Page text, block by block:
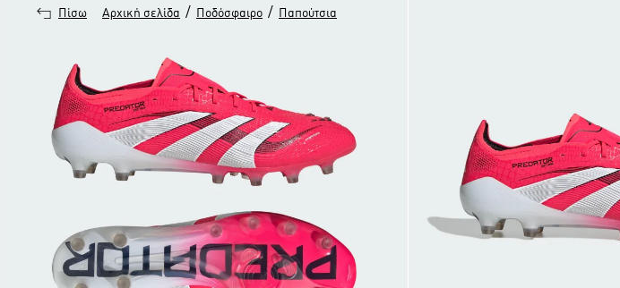
Πίσω Αρχική σελίδα / Ποδόσφαιρο / Παπούτσια